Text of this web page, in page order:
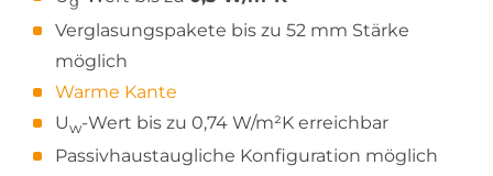
Verglasungspakete bis zu 52 mm Stärke
möglich
Warme Kante
Uw-Wert bis zu 0,74 W/m²K erreichbar
Passivhaustaugliche Konfiguration möglich